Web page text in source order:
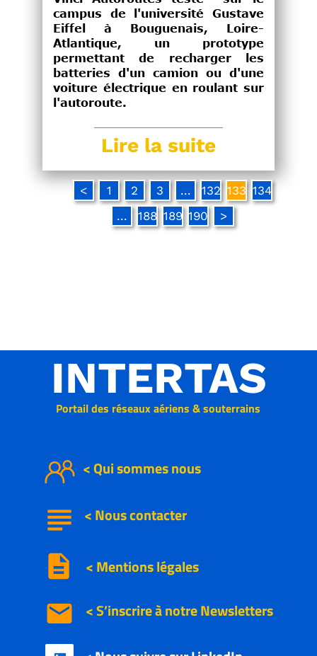
description
subject
email
INTERTAS
<Nouscontacter
< Qui sommes nous
< S’inscrire à notreNewsletters
< Mentions légales
Portail des réseaux aériens & souterrains
campus de l'université Gustave
Eiffel à Bouguenais, Loire-
Atlantique, un prototype
permettant de recharger les
batteries d'un camion ou d'une
voiture électrique en roulant sur
l'autoroute.
Lire la suite
< 1 2 3 ... 132 133 134
...
188 189 190 >